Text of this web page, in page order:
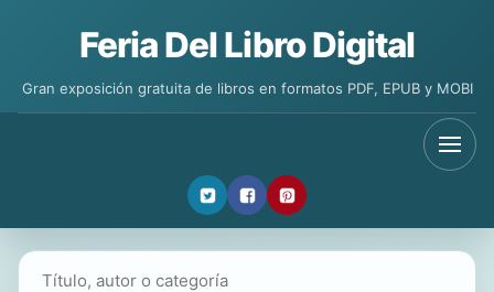
Feria Del Libro Digital
Gran exposición gratuita de libros en formatos PDF, EPUB y MOBI